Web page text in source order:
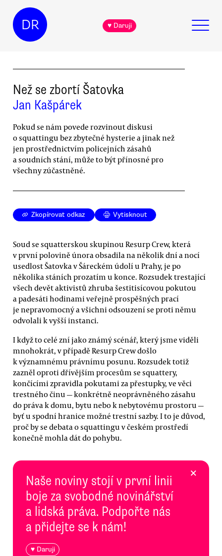
DR ♥ Daruji
Než se zbortí Šatovka
Jan Kašpárek
Pokud se nám povede rozvinout diskusi
o squattingu bez zbytečné hysterie a jinak než
jen prostřednictvím policejních zásahů
a soudních stání, může to být přínosné pro
všechny zúčastněné.
Zkopírovat odkaz Vytisknout
Soud se squatterskou skupinou Resurp Crew, která
v první polovině února obsadila na několik dní a nocí
usedlost Šatovka v Šáreckém údolí u Prahy, je po
několika stáních prozatím u konce. Rozsudek trestající
všech devět aktivistů zhruba šestitisícovou pokutou
a padesáti hodinami veřejně prospěšných prací
je nepravomocný a všichni odsouzení se proti němu
odvolali k vyšší instanci.
I když to celé zní jako známý scénář, který jsme viděli
mnohokrát, v případě Resurp Crew došlo
k významnému právnímu posunu. Rozsudek totiž
zazněl oproti dřívějším procesům se squattery,
končícími zpravidla pokutami za přestupky, ve věci
trestného činu — konkrétně neoprávněného zásahu
do práva k domu, bytu nebo k nebytovému prostoru —
byť u spodní hranice možné trestní sazby. I to je důvod,
proč by se debata o squattingu v českém prostředí
konečně mohla dát do pohybu.
Naše noviny stojí v první linii
boje za svobodné novinářství
a lidská práva. Podpořte nás
a přidejte se k nám!
♥ Daruji
×